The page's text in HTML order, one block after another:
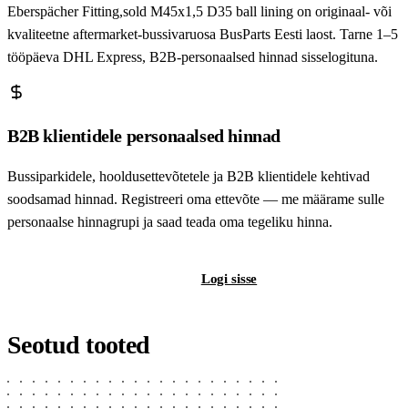
Eberspächer Fitting,sold M45x1,5 D35 ball lining on originaal- või
kvaliteetne aftermarket-bussivaruosa BusParts Eesti laost. Tarne 1–5
tööpäeva DHL Express, B2B-personaalsed hinnad sisselogituna.
B2B klientidele personaalsed hinnad
Bussiparkidele, hooldusettevõtetele ja B2B klientidele kehtivad
soodsamad hinnad. Registreeri oma ettevõte — me määrame sulle
personaalse hinnagrupi ja saad teada oma tegeliku hinna.
Logi sisse
Seotud tooted